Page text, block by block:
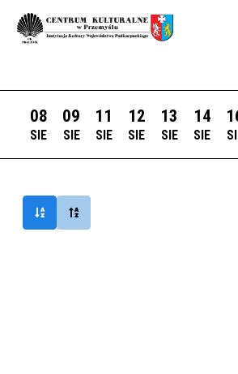
08
SIE
09
SIE
11
SIE
12
SIE
13
SIE
14
SIE